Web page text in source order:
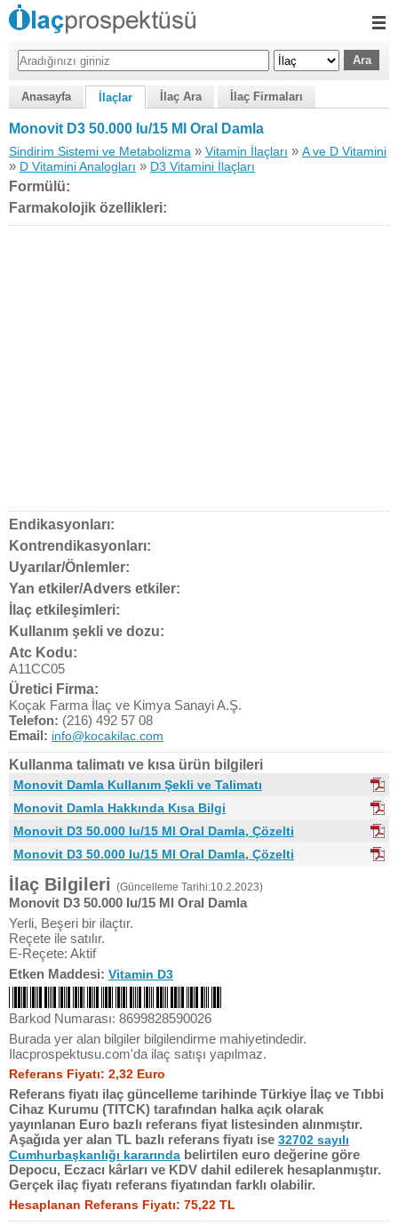
Anasayfa İlaçlar İlaç Ara İlaç Firmaları
Monovit D3 50.000 Iu/15 Ml Oral Damla
Sindirim Sistemi ve Metabolizma » Vitamin İlaçları » A ve D Vitamini
» D Vitamini Analogları » D3 Vitamini İlaçları
Formülü:
Farmakolojik özellikleri:
Endikasyonları:
Kontrendikasyonları:
Uyarılar/Önlemler:
Yan etkiler/Advers etkiler:
İlaç etkileşimleri:
Kullanım şekli ve dozu:
Atc Kodu:
A11CC05
Üretici Firma:
Koçak Farma İlaç ve Kimya Sanayi A.Ş.
Telefon: (216) 492 57 08
Email: info@kocakilac.com
Kullanma talimatı ve kısa ürün bilgileri
Monovit Damla Kullanım Şekli ve Talimatı
Monovit Damla Hakkında Kısa Bilgi
Monovit D3 50.000 Iu/15 Ml Oral Damla, Çözelti
Monovit D3 50.000 Iu/15 Ml Oral Damla, Çözelti
İlaç Bilgileri (Güncelleme Tarihi:10.2.2023)
Monovit D3 50.000 Iu/15 Ml Oral Damla
Yerli, Beşeri bir ilaçtır.
Reçete ile satılır.
E-Reçete: Aktif
Etken Maddesi: Vitamin D3
Barkod Numarası: 8699828590026
Burada yer alan bilgiler bilgilendirme mahiyetindedir.
Ilacprospektusu.com'da ilaç satışı yapılmaz.
Referans Fiyatı: 2,32 Euro
Referans fiyatı ilaç güncelleme tarihinde Türkiye İlaç ve Tıbbi
Cihaz Kurumu (TITCK) tarafından halka açık olarak
yayınlanan Euro bazlı referans fiyat listesinden alınmıştır.
Aşağıda yer alan TL bazlı referans fiyatı ise 32702 sayılı
Cumhurbaşkanlığı kararında belirtilen euro değerine göre
Depocu, Eczacı kârları ve KDV dahil edilerek hesaplanmıştır.
Gerçek ilaç fiyatı referans fiyatından farklı olabilir.
Hesaplanan Referans Fiyatı: 75,22 TL